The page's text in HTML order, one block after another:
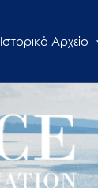
Ιστορικό Αρχείο